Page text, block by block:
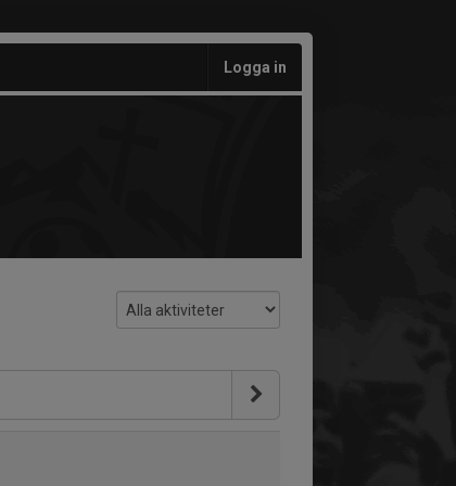
Logga in